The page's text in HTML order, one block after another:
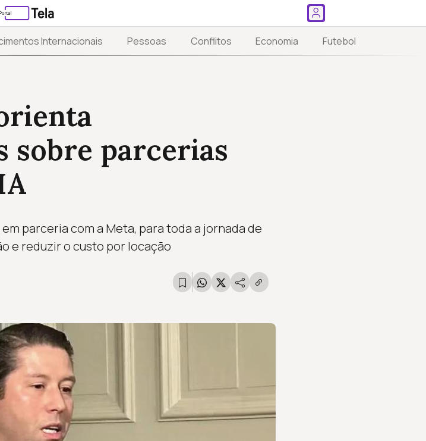
Internacionais Pessoas Conflitos Economia Futebol
sobre parcerias
parceria com a Meta, para toda a jornada de
e reduzir o custo por locação